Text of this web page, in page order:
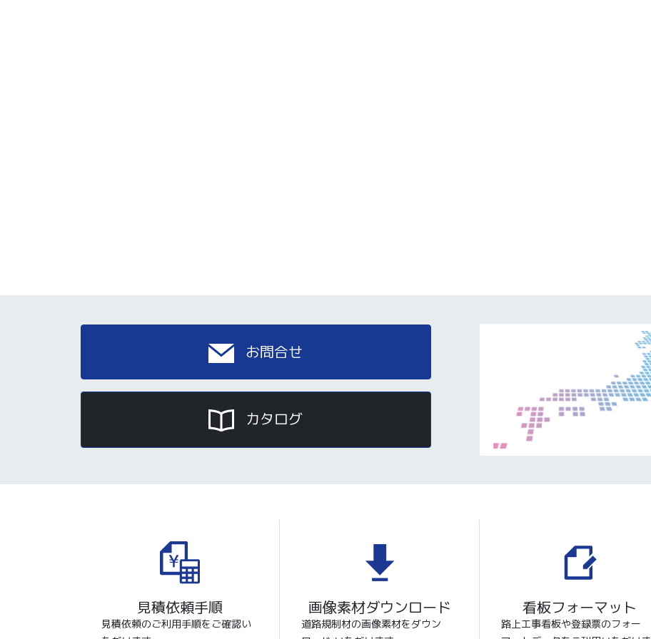
お問合せ
カタログ
見積依頼手順
見積依頼のご利用手順をご確認い
画像素材ダウンロード
道路規制材の画像素材をダウン
看板フォーマット
路上工事看板や登録票のフォー